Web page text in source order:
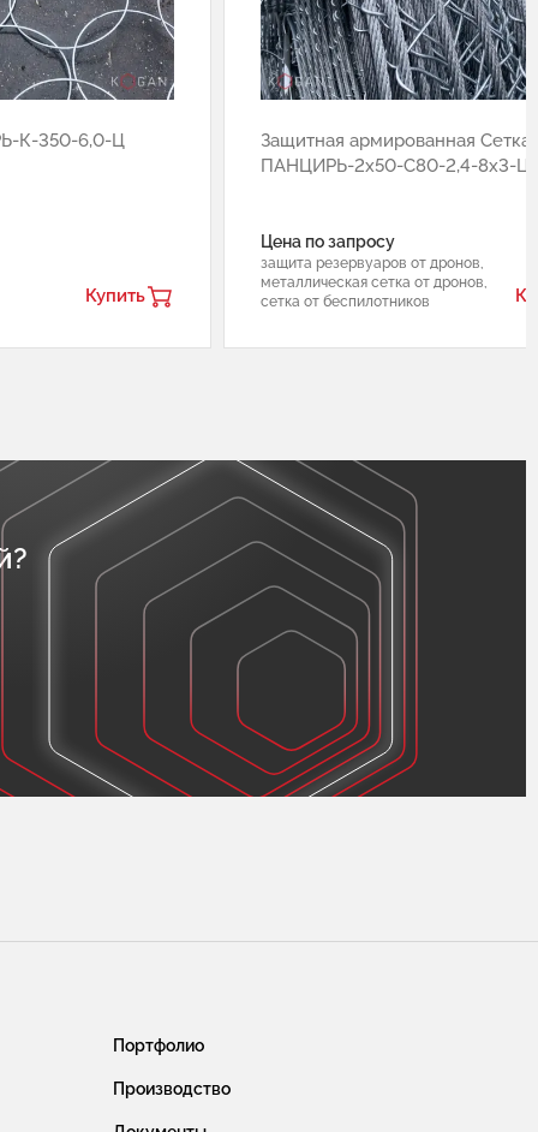
К-350-6,0-Ц
Купить
Защитная армированная Сетка
ПАНЦИРЬ-2х50-С80-2,4-8х3-Ц
Цена по запросу
защита резервуаров от дронов,
металлическая сетка от дронов,
сетка от беспилотников
Портфолио
Производство